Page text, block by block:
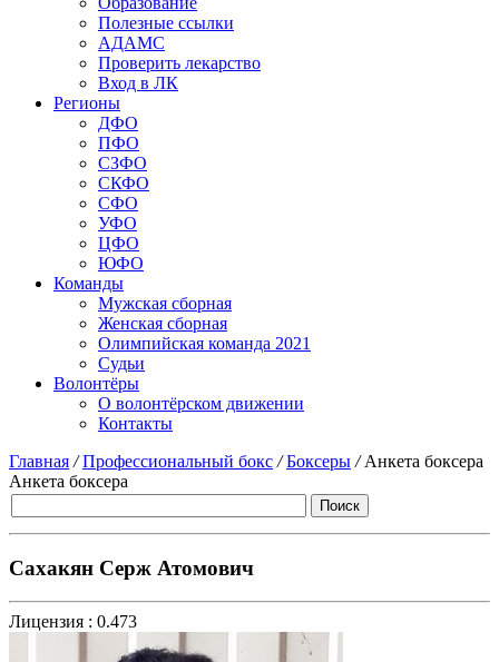
Полезные ссылки
АДАМС
Проверить лекарство
Вход в ЛК
Регионы
ДФО
ПФО
СЗФО
СКФО
СФО
УФО
ЦФО
ЮФО
Команды
Мужская сборная
Женская сборная
Олимпийская команда 2021
Судьи
Волонтёры
О волонтёрском движении
Контакты
Главная / Профессиональный бокс / Боксеры /Анкета боксера
Анкета боксера
Сахакян Серж Атомович
Лицензия : 0.473